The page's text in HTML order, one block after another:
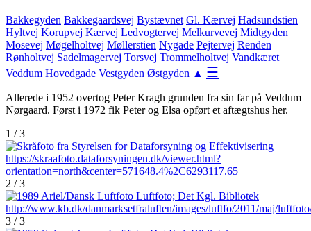
Bakkegyden Bakkegaardsvej Bystævnet Gl. Kærvej Hadsundstien
Hyltvej Korupvej Kærvej Ledvogtervej Melkurvevej Midtgyden
Mosevej Møgelholtvej Møllerstien Nygade Pejtervej Renden
Rønholtvej Sadelmagervej Torsvej Trommelholtvej Vandkæret
Veddum Hovedgade Vestgyden Østgyden ▲ ☰
Allerede i 1952 overtog Peter Kragh grunden fra sin far på Veddum
Nørgaard. Først i 1972 fik Peter og Elsa opført et aftægtshus her.
1 / 3
2 / 3
3 / 3